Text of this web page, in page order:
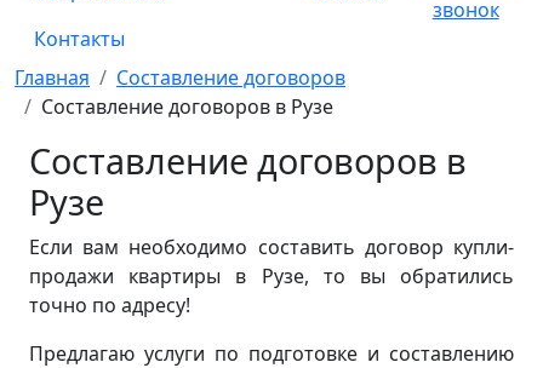
Контакты
звонок
Главная
Составление договоров
Составление договоров в Рузе
Составление договоров в
Рузе
Если вам необходимо составить договор купли-
продажи квартиры в Рузе, то вы обратились
точно по адресу!
Предлагаю услуги по подготовке и составлению